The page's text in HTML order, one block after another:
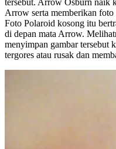
Arrow serta memberikan
Foto Polaroid kosong itu
di depan mata Arrow.
menyimpan gambar tersebut
tergores atau rusak dan